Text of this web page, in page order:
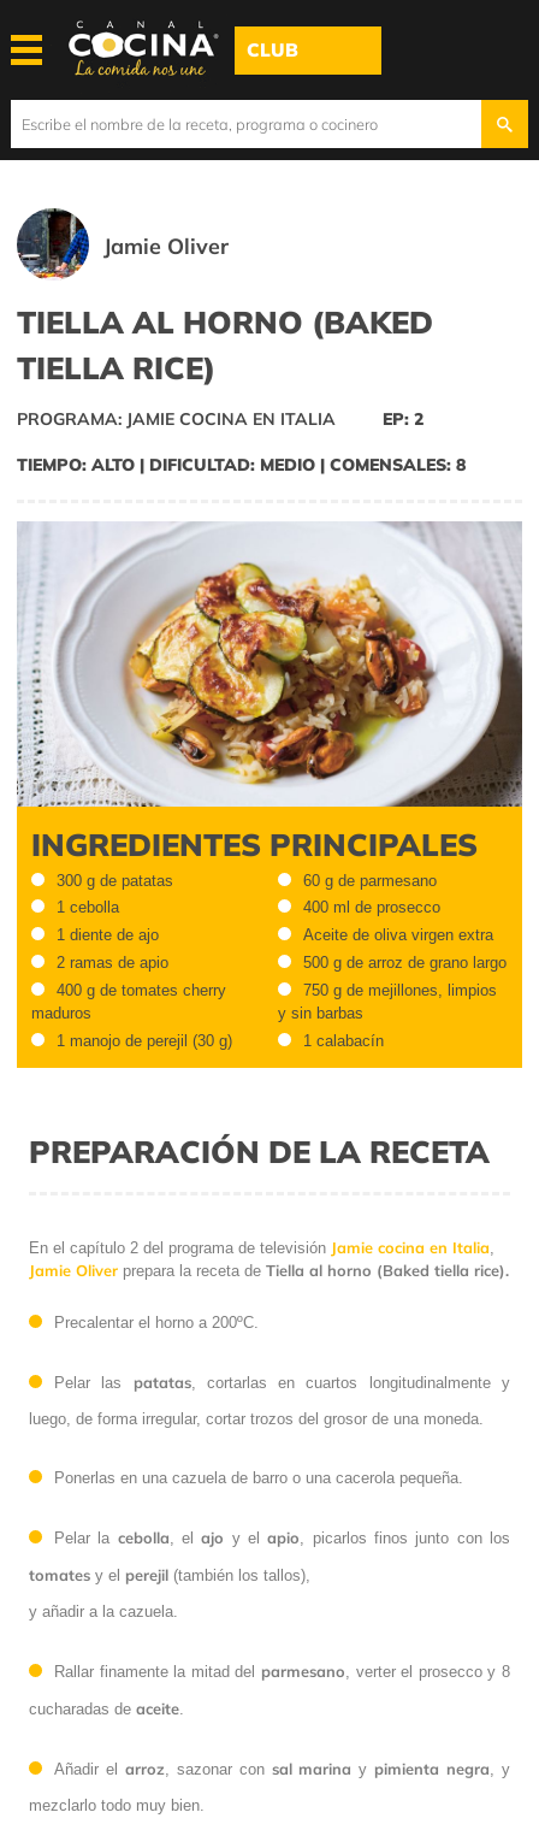
CLUB
Jamie Oliver
TIELLA AL HORNO (BAKED
TIELLA RICE)
PROGRAMA: JAMIE COCINA EN ITALIA EP: 2
TIEMPO: ALTO | DIFICULTAD: MEDIO | COMENSALES: 8
INGREDIENTES PRINCIPALES
300 g de patatas
1 cebolla
1 diente de ajo
2 ramas de apio
400 g de tomates cherry
maduros
1 manojo de perejil (30 g)
60 g de parmesano
400 ml de prosecco
Aceite de oliva virgen extra
500 g de arroz de grano largo
750 g de mejillones, limpios
y sin barbas
1 calabacín
PREPARACIÓN DE LA RECETA
En el capítulo 2 del programa de televisión Jamie cocina en Italia,
Jamie Oliver prepara la receta de Tiella al horno (Baked tiella rice).
Precalentar el horno a 200ºC.
Pelar las patatas, cortarlas en cuartos longitudinalmente y
luego, de forma irregular, cortar trozos del grosor de una moneda.
Ponerlas en una cazuela de barro o una cacerola pequeña.
Pelar la cebolla, elajo y elapio, picarlos finos junto con los
tomates y el perejil (también los tallos),
y añadir a la cazuela.
Rallar finamente la mitad del parmesano, verter el prosecco y 8
cucharadas de aceite.
Añadir el arroz, sazonar con sal marina y pimienta negra, y
mezclarlo todo muy bien.